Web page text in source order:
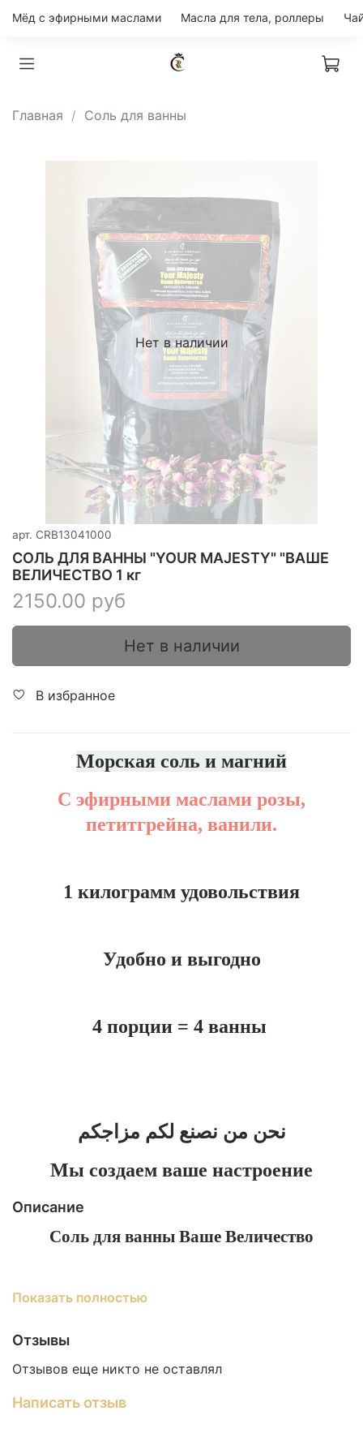
Мёд с эфирными маслами Масла для тела, роллеры
Главная Соль для ванны
Нет в наличии
арт. CRB13041000
СОЛЬ ДЛЯ ВАННЫ "YOUR MAJESTY" "ВАШЕ
ВЕЛИЧЕСТВО 1 кг
2150.00 руб
Нет в наличии
В избранное
Морская соль и магний
С эфирными маслами розы,
петитгрейна, ванили.
1 килограмм удовольствия
Удобно и выгодно
4 порции = 4 ванны
نحن من نصنع لكم مزاجكم
Мы создаем ваше настроение
Описание
Соль для ванны Ваше Величество
Величественность и очарование
Комбинация морской и магниевой соли
улучшает обменные процессы и вывод
токсинов из организма, в то же время эфирные
Показать полностью
Отзывы
Отзывов еще никто не оставлял
Написать отзыв